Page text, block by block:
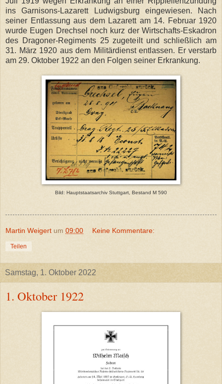
ins Garnisons-Lazarett Ludwigsburg eingewiesen. Nach
seiner Entlassung aus dem Lazarett am 14. Februar 1920
wurde Eugen Drechsel noch kurz der Wirtschafts-Eskadron
des Dragoner-Regiments 25 zugeteilt und schließlich am
31. März 1920 aus dem Militärdienst entlassen. Er verstarb
am 29. Oktober 1922 an den Folgen seiner Erkrankung.
Bild: Hauptstaatsarchiv Stuttgart, Bestand M 590
Martin Weigert um 09:00 Keine Kommentare:
Teilen
Samstag, 1. Oktober 2022
1. Oktober 1922